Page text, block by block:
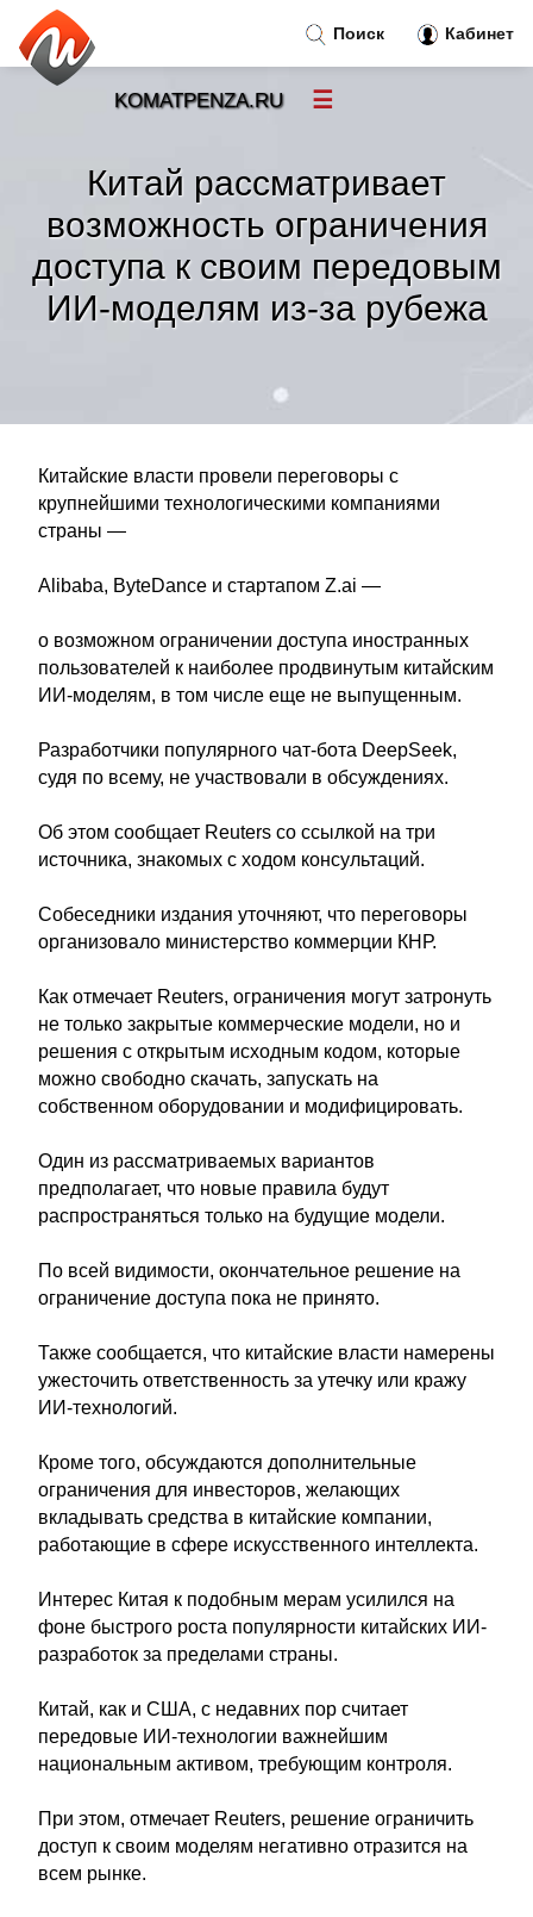
Китай рассматривает
возможность ограничения
доступа к своим передовым
ИИ-моделям из-за рубежа
Китайские власти провели переговоры с
крупнейшими технологическими компаниями
страны —
Alibaba, ByteDance и стартапом Z.ai —
о возможном ограничении доступа иностранных
пользователей к наиболее продвинутым китайским
ИИ-моделям, в том числе еще не выпущенным.
Разработчики популярного чат-бота DeepSeek,
судя по всему, не участвовали в обсуждениях.
Об этом сообщает Reuters со ссылкой на три
источника, знакомых с ходом консультаций.
Собеседники издания уточняют, что переговоры
организовало министерство коммерции КНР.
Как отмечает Reuters, ограничения могут затронуть
не только закрытые коммерческие модели, но и
решения с открытым исходным кодом, которые
можно свободно скачать, запускать на
собственном оборудовании и модифицировать.
Один из рассматриваемых вариантов
предполагает, что новые правила будут
распространяться только на будущие модели.
По всей видимости, окончательное решение на
ограничение доступа пока не принято.
Также сообщается, что китайские власти намерены
ужесточить ответственность за утечку или кражу
ИИ-технологий.
Кроме того, обсуждаются дополнительные
ограничения для инвесторов, желающих
вкладывать средства в китайские компании,
работающие в сфере искусственного интеллекта.
Интерес Китая к подобным мерам усилился на
фоне быстрого роста популярности китайских ИИ-
разработок за пределами страны.
Китай, как и США, с недавних пор считает
передовые ИИ-технологии важнейшим
национальным активом, требующим контроля.
При этом, отмечает Reuters, решение ограничить
доступ к своим моделям негативно отразится на
всем рынке.
Поиск Кабинет
KOMATPENZA.RU ☰
Новости»
Тренды новостей »
Рубрики »